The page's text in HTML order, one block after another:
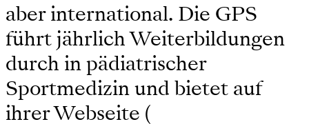
aber international. Die GPS
führt jährlich Weiterbildungen
durch in pädiatrischer
Sportmedizin und bietet auf
ihrer Webseite (